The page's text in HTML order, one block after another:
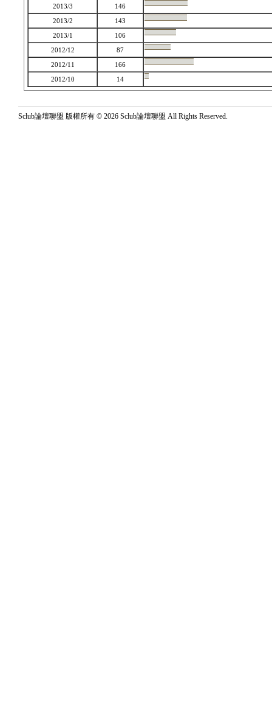
2013/3
146
2013/2
143
2013/1
106
2012/12
87
2012/11
166
2012/10
14
Sclub論壇聯盟 版權所有 © 2026 Sclub論壇聯盟 All Rights Reserved.